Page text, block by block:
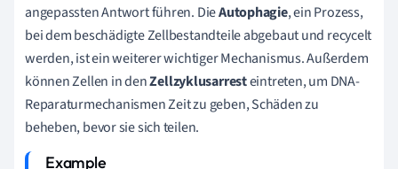
angepassten Antwort führen. DieAutophagie, ein Prozess,
bei dem beschädigte Zellbestandteile abgebaut und recycelt
werden, ist ein weiterer wichtiger Mechanismus. Außerdem
können Zellen in denZellzyklusarresteintreten, um DNA-
Reparaturmechanismen Zeit zu geben, Schäden zu
beheben, bevor sie sich teilen.